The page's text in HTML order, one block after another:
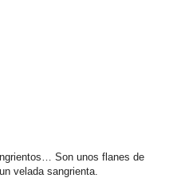
Son unos flanes de
velada sangrienta.